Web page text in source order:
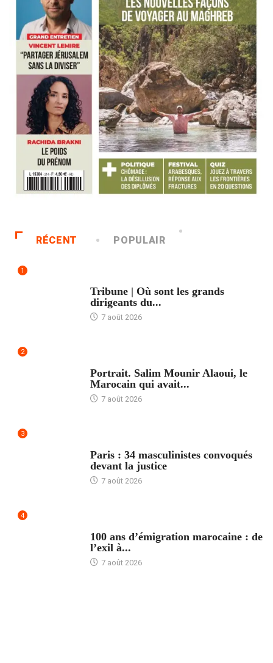
RÉCENT POPULAIR
1
Tribune | Où sont les grands
dirigeants du...
7 août 2026
2
Portrait. Salim Mounir Alaoui, le
Marocain qui avait...
7 août 2026
3
Paris : 34 masculinistes convoqués
devant la justice
7 août 2026
4
100 ans d’émigration marocaine : de
l’exil à...
7 août 2026